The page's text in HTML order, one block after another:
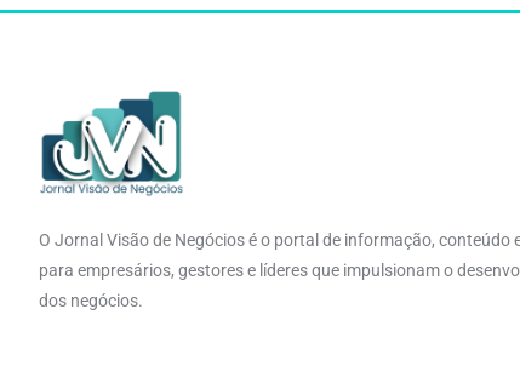
O Jornal Visão de Negócios é o portal de informação, conteúdo
para empresários, gestores e líderes que impulsionam o
dos negócios.